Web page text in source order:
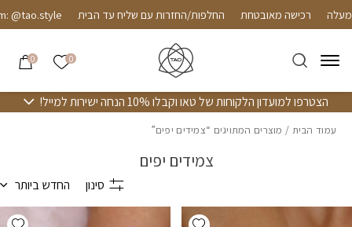
Skip to Contentרכישה מאובטחת החלפות/החזרות עם שליח עד הבית
0 הרשימה
0
הצטרפו למועדון הלקוחות של טאו וקבלו 10% הנחה ישירות למייל!
עמוד הבית / מוצרים המתויגים “צמידים יפים”
צמידים יפים
סינון החדש ביותר
Add wishlist
בחזרה למעלה